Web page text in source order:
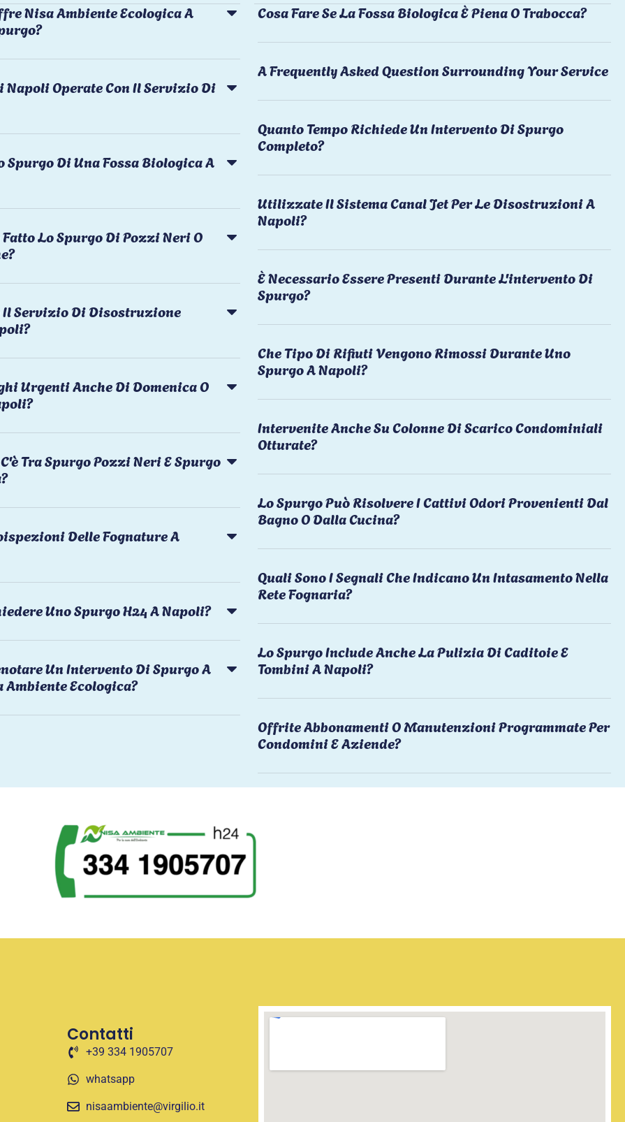
Nisa Ambiente Ecologica A
Napoli Operate Con Il Servizio Di
Spurgo Di Una Fossa Biologica A
Lo Spurgo Di Pozzi Neri O
Il Servizio Di Disostruzione
Urgenti Anche Di Domenica O
Tra Spurgo Pozzi Neri E Spurgo
Delle Fognature A
Uno Spurgo H24 A Napoli?
Un Intervento Di Spurgo A
Ambiente Ecologica?
Cosa Fare Se La Fossa Biologica È Piena O Trabocca?
A Frequently Asked Question Surrounding Your Service
Quanto Tempo Richiede Un Intervento Di Spurgo
Completo?
Utilizzate Il Sistema Canal Jet Per Le Disostruzioni A
Napoli?
È Necessario Essere Presenti Durante L'intervento Di
Spurgo?
Che Tipo Di Rifiuti Vengono Rimossi Durante Uno
Spurgo A Napoli?
Intervenite Anche Su Colonne Di Scarico Condominiali
Otturate?
Lo Spurgo Può Risolvere I Cattivi Odori Provenienti Dal
Bagno O Dalla Cucina?
Quali Sono I Segnali Che Indicano Un Intasamento Nella
Rete Fognaria?
Lo Spurgo Include Anche La Pulizia Di Caditoie E
Tombini A Napoli?
Offrite Abbonamenti O Manutenzioni Programmate Per
Condomini E Aziende?
Contatti
+39 334 1905707
whatsapp
nisaambiente@virgilio.it